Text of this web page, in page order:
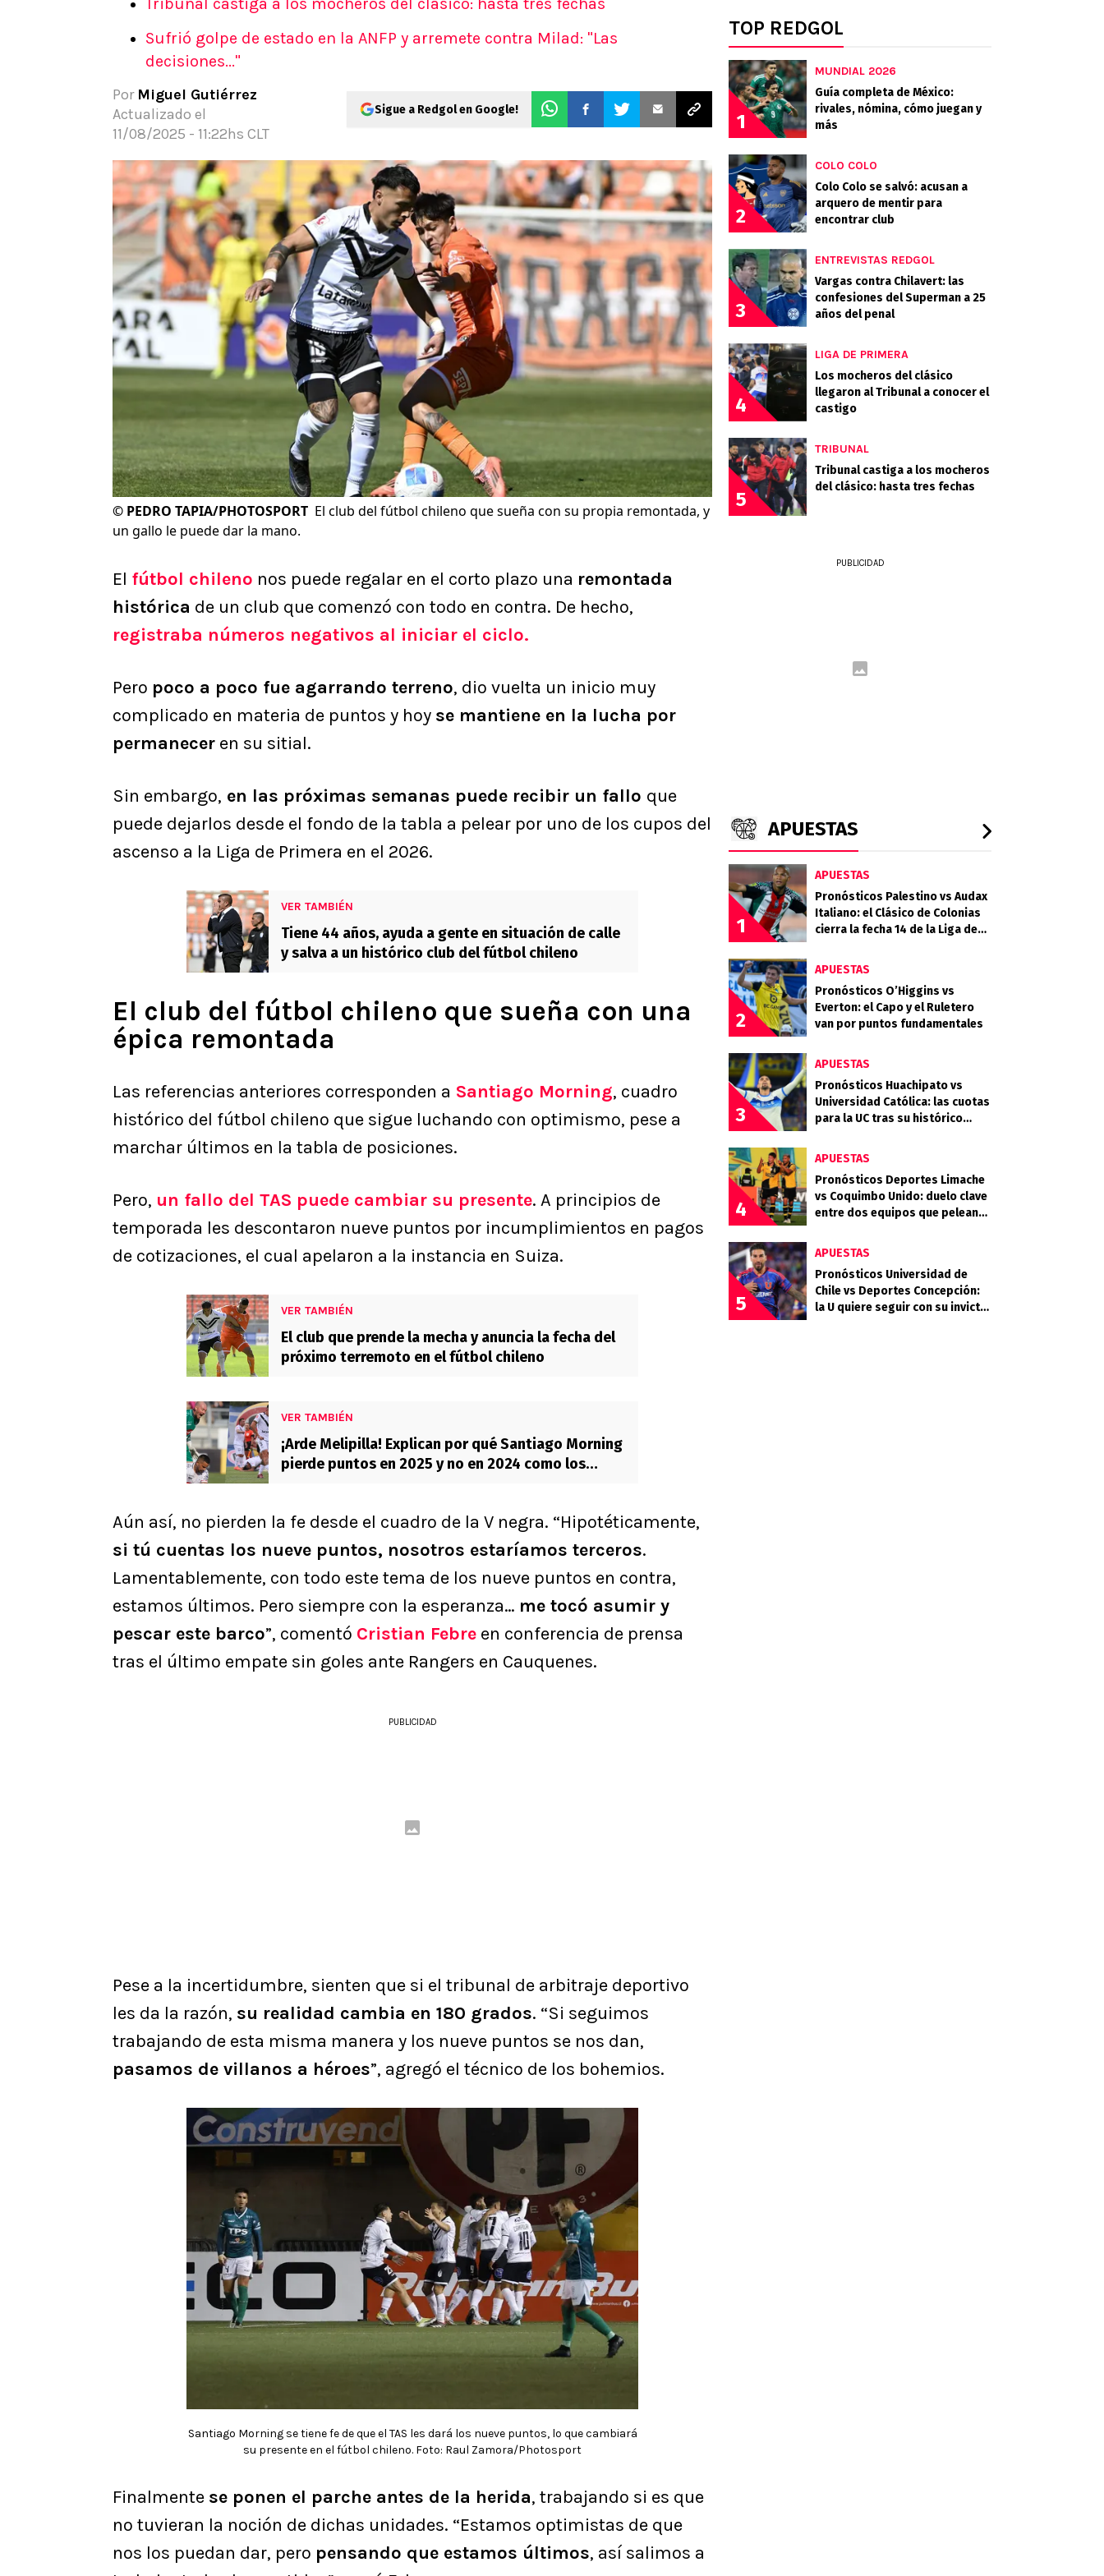
Pronósticos
Apuesta del día
Sufrió golpe de estado en la ANFP y arremete contra Milad: "Las
decisiones..."
Por Miguel Gutiérrez
Actualizado el
11/08/2025 - 11:22hs CLT
Sigue a Redgol en Google!
© PEDRO TAPIA/PHOTOSPORT El club del fútbol chileno que sueña con su propia remontada, y
un gallo le puede dar la mano.
El fútbol chileno nos puede regalar en el corto plazo una remontada
histórica de un club que comenzó con todo en contra. De hecho,
registraba números negativos al iniciar el ciclo.
Pero poco a poco fue agarrando terreno, dio vuelta un inicio muy
complicado en materia de puntos y hoy se mantiene en la lucha por
permanecer en su sitial.
Sin embargo, en las próximas semanas puede recibir un fallo que
puede dejarlos desde el fondo de la tabla a pelear por uno de los cupos del
ascenso a la Liga de Primera en el 2026.
VER TAMBIÉN
Tiene 44 años, ayuda a gente en situación de calle
y salva a un histórico club del fútbol chileno
El club del fútbol chileno que sueña con una
épica remontada
Las referencias anteriores corresponden a Santiago Morning, cuadro
histórico del fútbol chileno que sigue luchando con optimismo, pese a
marchar últimos en la tabla de posiciones.
Pero, un fallo del TAS puede cambiar su presente. A principios de
temporada les descontaron nueve puntos por incumplimientos en pagos
de cotizaciones, el cual apelaron a la instancia en Suiza.
VER TAMBIÉN
El club que prende la mecha y anuncia la fecha del
próximo terremoto en el fútbol chileno
VER TAMBIÉN
¡Arde Melipilla! Explican por qué Santiago Morning
pierde puntos en 2025 y no en 2024 como los
Aún así, no pierden la fe desde el cuadro de la V negra. “Hipotéticamente,
si tú cuentas los nueve puntos, nosotros estaríamos terceros.
Lamentablemente, con todo este tema de los nueve puntos en contra,
estamos últimos. Pero siempre con la esperanza… me tocó asumir y
pescar este barco”, comentó Cristian Febre en conferencia de prensa
tras el último empate sin goles ante Rangers en Cauquenes.
PUBLICIDAD
Pese a la incertidumbre, sienten que si el tribunal de arbitraje deportivo
les da la razón, su realidad cambia en 180 grados. “Si seguimos
trabajando de esta misma manera y los nueve puntos se nos dan,
pasamos de villanos a héroes”, agregó el técnico de los bohemios.
Santiago Morning se tiene fe de que el TAS les dará los nueve puntos, lo que cambiará
su presente en el fútbol chileno. Foto: Raul Zamora/Photosport
Finalmente se ponen el parche antes de la herida, trabajando si es que
no tuvieran la noción de dichas unidades. “Estamos optimistas de que
nos los puedan dar, pero pensando que estamos últimos, así salimos a
TOP REDGOL
1
MUNDIAL 2026
Guía completa de México:
rivales, nómina, cómo juegan y
más
2
COLO COLO
Colo Colo se salvó: acusan a
arquero de mentir para
encontrar club
3
ENTREVISTAS REDGOL
Vargas contra Chilavert: las
confesiones del Superman a 25
años del penal
4
LIGA DE PRIMERA
Los mocheros del clásico
llegaron al Tribunal a conocer el
castigo
5
TRIBUNAL
Tribunal castiga a los mocheros
del clásico: hasta tres fechas
PUBLICIDAD
APUESTAS
1
APUESTAS
Pronósticos Palestino vs Audax
Italiano: el Clásico de Colonias
cierra la fecha 14 de la Liga de
2
APUESTAS
Pronósticos O’Higgins vs
Everton: el Capo y el Ruletero
van por puntos fundamentales
3
APUESTAS
Pronósticos Huachipato vs
Universidad Católica: las cuotas
para la UC tras su histórico
4
APUESTAS
Pronósticos Deportes Limache
vs Coquimbo Unido: duelo clave
entre dos equipos que pelean
5
APUESTAS
Pronósticos Universidad de
Chile vs Deportes Concepción:
la U quiere seguir con su invicto